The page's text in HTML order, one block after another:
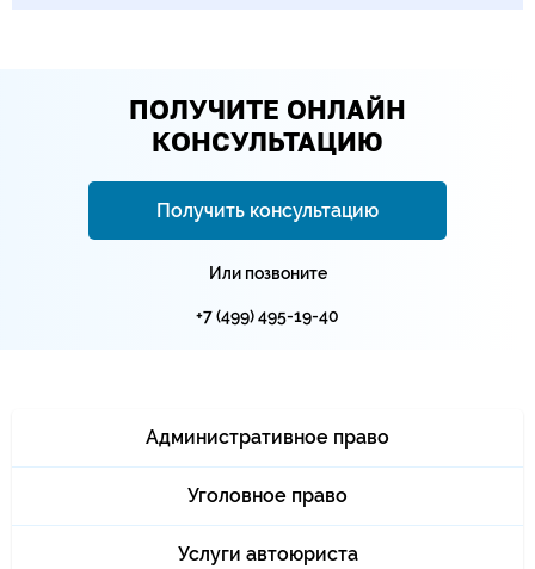
ПОЛУЧИТЕ ОНЛАЙН
КОНСУЛЬТАЦИЮ
Получить консультацию
Или позвоните
+7 (499) 495-19-40
Административное право
Уголовное право
Услуги автоюриста